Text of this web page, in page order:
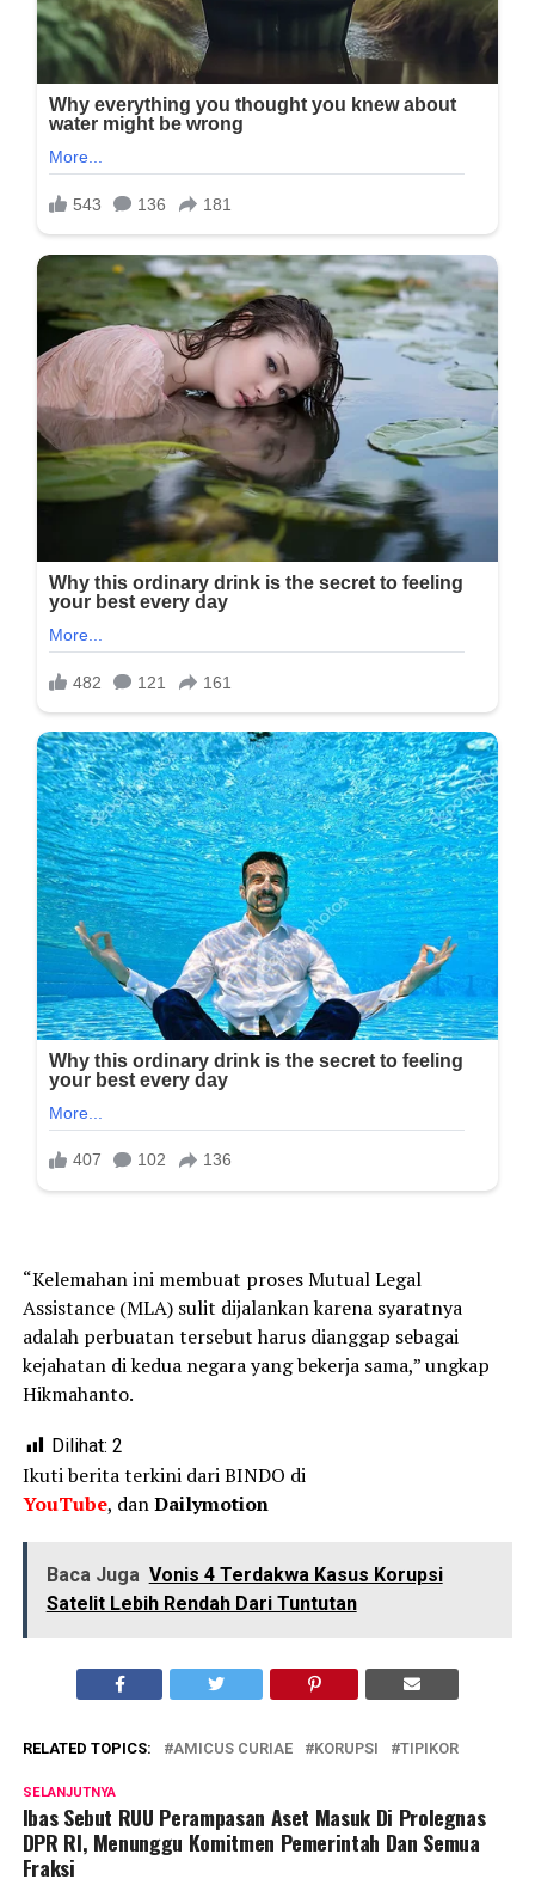
“Kelemahan ini membuat proses Mutual Legal
Assistance (MLA) sulit dijalankan karena syaratnya
adalah perbuatan tersebut harus dianggap sebagai
kejahatan di kedua negara yang bekerja sama,” ungkap
Hikmahanto.
Dilihat: 2
Ikuti berita terkini dari BINDO di
YouTube, danDailymotion
Baca Juga Vonis 4 Terdakwa Kasus Korupsi
Satelit Lebih Rendah Dari Tuntutan
RELATED TOPICS: AMICUS CURIAE KORUPSI TIPIKOR
SELANJUTNYA
Ibas Sebut RUU Perampasan Aset Masuk Di Prolegnas
DPR RI, Menunggu Komitmen Pemerintah Dan Semua
Fraksi